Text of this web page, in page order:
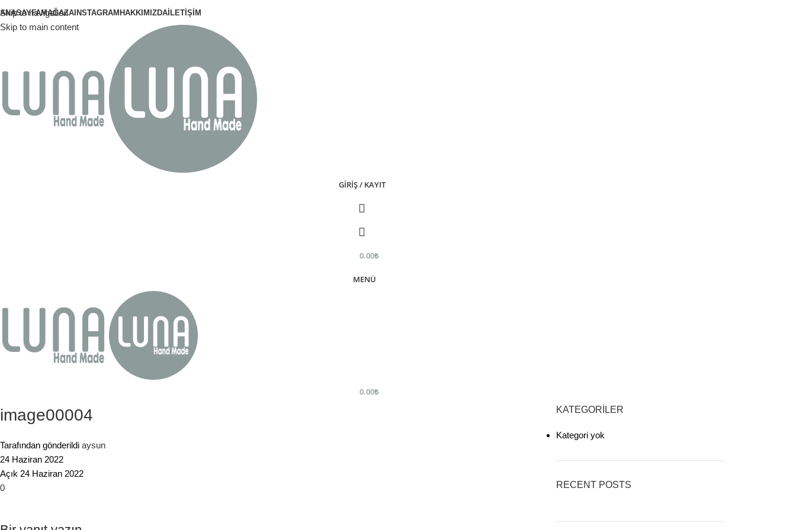
Skip to navigation
Skip to main content
ANASAYFAMAĞAZAINSTAGRAMHAKKIMIZDAİLETIŞIM
GIRIŞ / KAYIT
0.00₺
MENÜ
0.00₺
image00004
Tarafından gönderildi aysun
24 Haziran 2022
Açık 24 Haziran 2022
0
KATEGORILER
Kategori yok
RECENT POSTS